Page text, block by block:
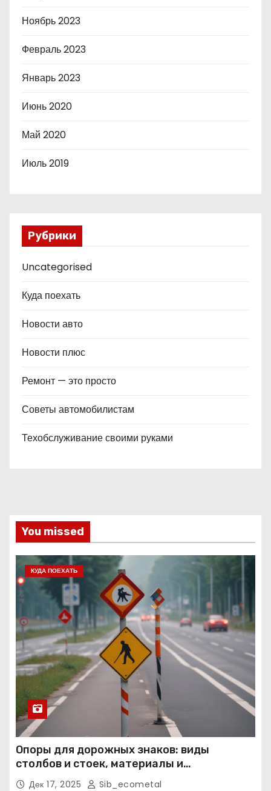
Ноябрь 2023
Февраль 2023
Январь 2023
Июнь 2020
Май 2020
Июль 2019
Рубрики
Uncategorised
Куда поехать
Новости авто
Новости плюс
Ремонт — это просто
Советы автомобилистам
Техобслуживание своими руками
You missed
КУДА ПОЕХАТЬ
Опоры для дорожных знаков: виды
столбов и стоек, материалы и
нормативные требования
Дек 17, 2025 Sib_ecometal